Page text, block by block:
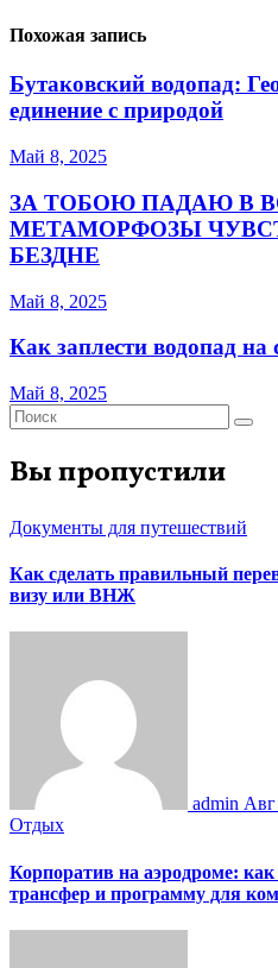
Похожая запись
Бутаковский водопад:
единение с природой
Май 8, 2025
ЗА ТОБОЮ ПАДАЮ В
МЕТАМОРФОЗЫ
БЕЗДНЕ
Май 8, 2025
Как заплести водопад на
Май 8, 2025
Вы пропустили
Документы для путешествий
Как сделать правильный
визу или ВНЖ
admin Авг
Отдых
Корпоратив на аэродроме:
трансфер и программу для